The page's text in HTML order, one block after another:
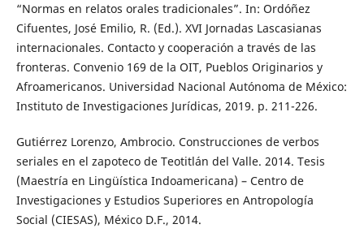
“Normas en relatos orales tradicionales”. In: Ordóñez
Cifuentes, José Emilio, R. (Ed.). XVI Jornadas Lascasianas
internacionales. Contacto y cooperación a través de las
fronteras. Convenio 169 de la OIT, Pueblos Originarios y
Afroamericanos. Universidad Nacional Autónoma de México:
Instituto de Investigaciones Jurídicas, 2019. p. 211-226.
Gutiérrez Lorenzo, Ambrocio. Construcciones de verbos
seriales en el zapoteco de Teotitlán del Valle. 2014. Tesis
(Maestría en Lingüística Indoamericana) – Centro de
Investigaciones y Estudios Superiores en Antropología
Social (CIESAS), México D.F., 2014.